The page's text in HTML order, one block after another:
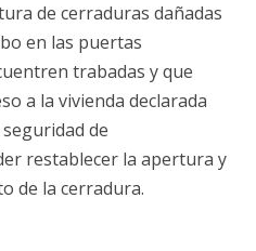
de cerraduras dañadas
en las puertas
trabadas y que
a la vivienda declarada
de
restablecer la apertura y
de la cerradura.